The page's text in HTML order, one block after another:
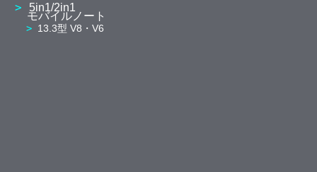
5in1/2in1
モバイルノート
13.3型 V8・V6